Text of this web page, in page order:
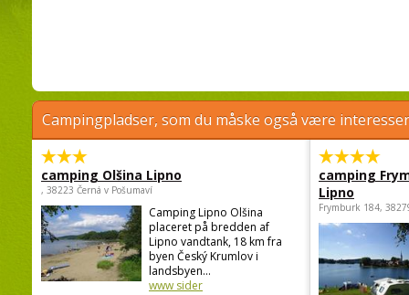
Campingpladser, som du måske også være
camping Olšina Lipno
, 38223 Černá v Pošumaví
Camping Lipno Olšina
placeret på bredden af
Lipno vandtank, 18 km fra
byen Český Krumlov i
landsbyen...
www sider
camping
Lipno
Frymburk 184,